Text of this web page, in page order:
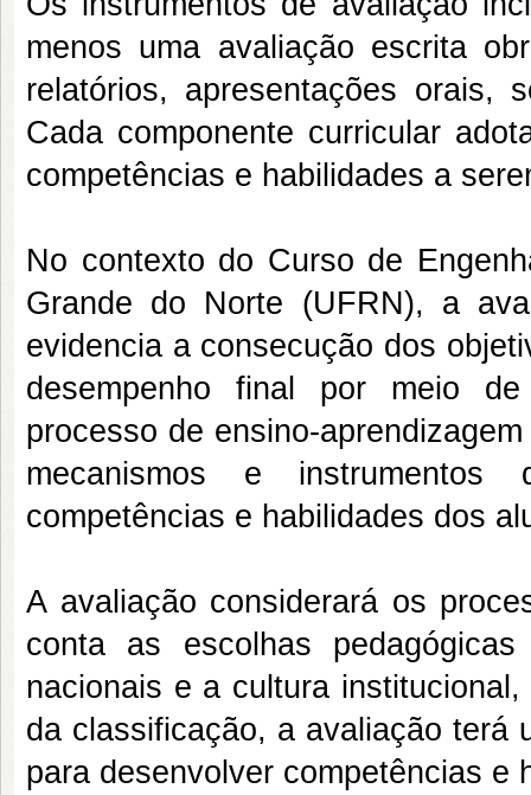
menos uma avaliação escrita
relatórios, apresentações orais,
Cada componente curricular
competências e habilidades a
No contexto do Curso de
Grande do Norte (UFRN), a
evidencia a consecução dos
desempenho final por meio
processo de ensino-
mecanismos e instrumentos
competências e habilidades dos
A avaliação considerará os
conta as escolhas
nacionais e a cultura
da classificação, a avaliação terá
para desenvolver competências e